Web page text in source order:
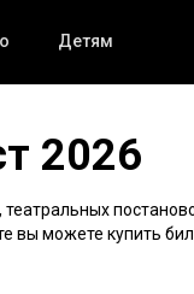
Детям
2026
вы можете купить